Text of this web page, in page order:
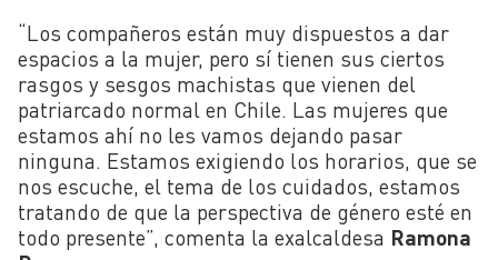
“Los compañeros están muy dispuestos a dar
espacios a la mujer, pero sí tienen sus ciertos
rasgos y sesgos machistas que vienen del
patriarcado normal en Chile. Las mujeres que
estamos ahí no les vamos dejando pasar
ninguna. Estamos exigiendo los horarios, que se
nos escuche, el tema de los cuidados, estamos
tratando de que la perspectiva de género esté en
todo presente”, comenta la exalcaldesa Ramona